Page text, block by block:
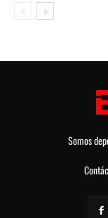
Somos